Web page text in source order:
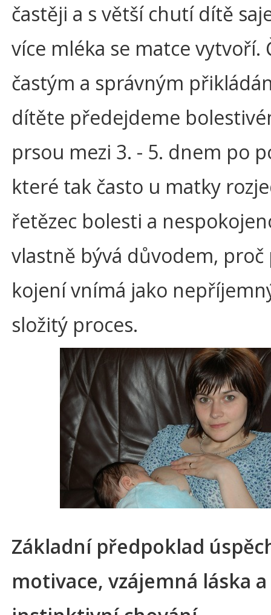
častěji a s větší chutí dítě
více mléka se matce vytvoří.
častým a správným
dítěte předejdeme
prsou mezi 3. - 5. dnem po
které tak často u matky
řetězec bolesti a
vlastně bývá důvodem, proč
kojení vnímá jako
složitý proces.
Základní předpoklad
motivace, vzájemná láska a